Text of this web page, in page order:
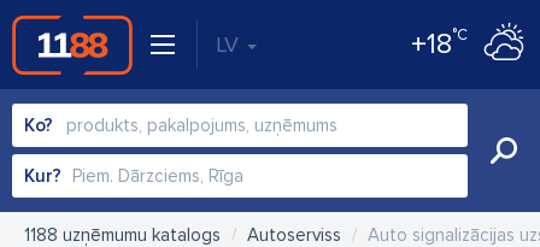
LV +18°C
Ko?
Kur?
1188 uzņēmumu katalogs Autoserviss Auto signalizācijas